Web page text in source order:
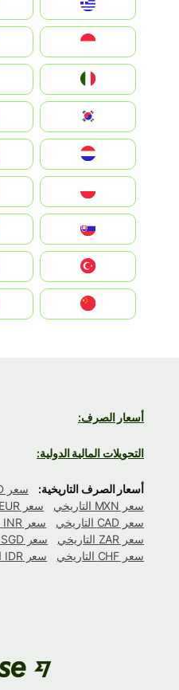
أسعار الصرف:
التحويلات المالية الدولية:
أسعار الصرف التاريخية: سعر AUD التاريخي
سعر MXN التاريخي
سعر EUR التاريخي
سعر CAD التاريخي
سعر INR التاريخي
سعر ZAR التاريخي
سعر SGD التاريخي
سعر CHF التاريخي
سعر IDR التاريخي